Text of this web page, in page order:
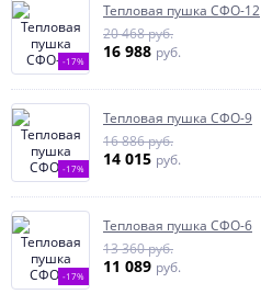
-17%
Тепловая пушка СФО-12
20 468 руб.
16 988 руб.
-17%
Тепловая пушка СФО-9
16 886 руб.
14 015 руб.
-17%
Тепловая пушка СФО-6
13 360 руб.
11 089 руб.